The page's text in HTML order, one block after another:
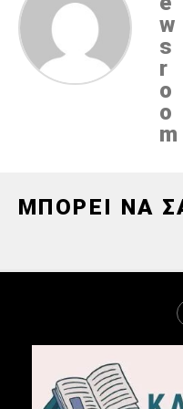
w
s
r
o
o
m
ΜΠΟΡΕΙ ΝΑ